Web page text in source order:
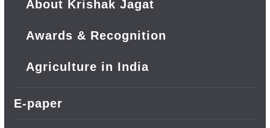
About Krishak Jagat
Awards & Recognition
Agriculture in India
E-paper